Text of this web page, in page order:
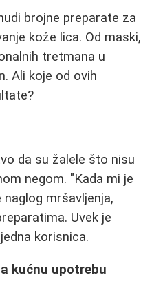
brojne preparate za
kože lica. Od maski,
tretmana u
Ali koje od ovih
da su žalele što nisu
negom. "Kada mi je
mršavljenja,
Uvek je
korisnica.
kućnu upotrebu